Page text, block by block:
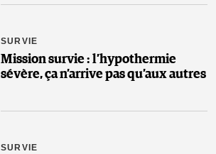
SURVIE
Mission survie : l’hypothermie
sévère, ça n’arrive pas qu’aux autres
SURVIE